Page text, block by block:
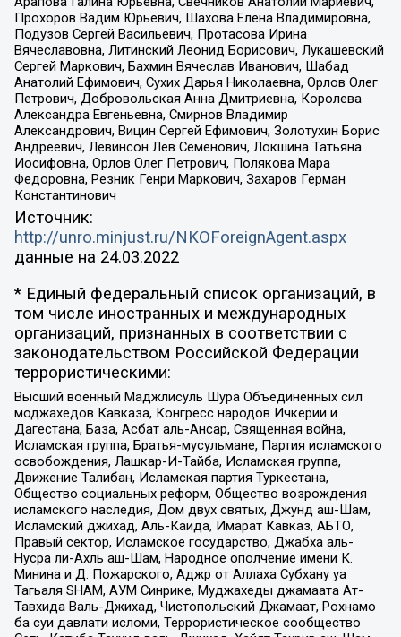
Прохоров Вадим Юрьевич, Шахова Елена Владимировна,
Подузов Сергей Васильевич, Протасова Ирина
Вячеславовна, Литинский Леонид Борисович, Лукашевский
Сергей Маркович, Бахмин Вячеслав Иванович, Шабад
Анатолий Ефимович, Сухих Дарья Николаевна, Орлов Олег
Петрович, Добровольская Анна Дмитриевна, Королева
Александра Евгеньевна, Смирнов Владимир
Александрович, Вицин Сергей Ефимович, Золотухин Борис
Андреевич, Левинсон Лев Семенович, Локшина Татьяна
Иосифовна, Орлов Олег Петрович, Полякова Мара
Федоровна, Резник Генри Маркович, Захаров Герман
Константинович
Источник:
http://unro.minjust.ru/NKOForeignAgent.aspx
данные на 24.03.2022
* Единый федеральный список организаций, в
том числе иностранных и международных
организаций, признанных в соответствии с
законодательством Российской Федерации
террористическими:
Высший военный Маджлисуль Шура Объединенных сил
моджахедов Кавказа, Конгресс народов Ичкерии и
Дагестана, База, Асбат аль-Ансар, Священная война,
Исламская группа, Братья-мусульмане, Партия исламского
освобождения, Лашкар-И-Тайба, Исламская группа,
Движение Талибан, Исламская партия Туркестана,
Общество социальных реформ, Общество возрождения
исламского наследия, Дом двух святых, Джунд аш-Шам,
Исламский джихад, Аль-Каида, Имарат Кавказ, АБТО,
Правый сектор, Исламское государство, Джабха аль-
Нусра ли-Ахль аш-Шам, Народное ополчение имени К.
Минина и Д. Пожарского, Аджр от Аллаха Субхану уа
Тагьаля SHAM, АУМ Синрике, Муджахеды джамаата Ат-
Тавхида Валь-Джихад, Чистопольский Джамаат, Рохнамо
ба суи давлати исломи, Террористическое сообщество